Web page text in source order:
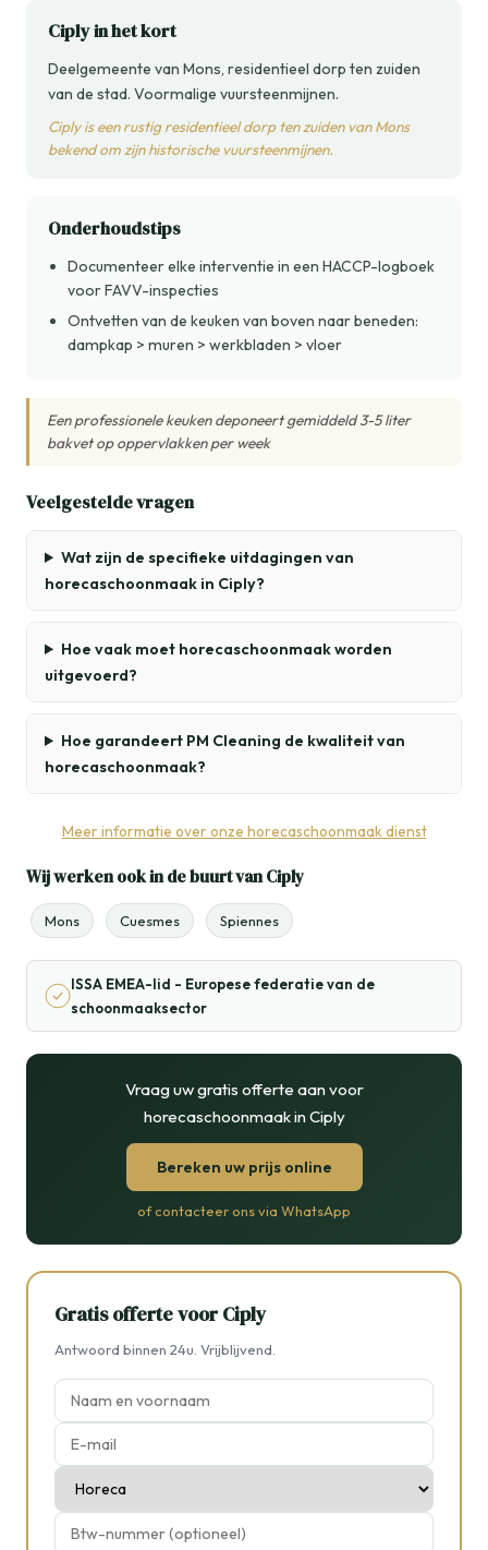
Ciply in het kort
Deelgemeente van Mons, residentieel dorp ten zuiden
van de stad. Voormalige vuursteenmijnen.
Ciply is een rustig residentieel dorp ten zuiden van Mons
bekend om zijn historische vuursteenmijnen.
Onderhoudstips
Documenteer elke interventie in een HACCP-logboek
voor FAVV-inspecties
Ontvetten van de keuken van boven naar beneden:
dampkap > muren > werkbladen > vloer
Een professionele keuken deponeert gemiddeld 3-5 liter
bakvet op oppervlakken per week
Veelgestelde vragen
Wat zijn de specifieke uitdagingen van
horecaschoonmaak in Ciply?
Hoe vaak moet horecaschoonmaak worden
uitgevoerd?
Hoe garandeert PM Cleaning de kwaliteit van
horecaschoonmaak?
Meer informatie over onze horecaschoonmaak dienst
Wij werken ook in de buurt van Ciply
Mons Cuesmes Spiennes
ISSA EMEA-lid - Europese federatie van de
schoonmaaksector
Vraag uw gratis offerte aan voor
horecaschoonmaak in Ciply
Bereken uw prijs online
of contacteer ons via WhatsApp
Gratis offerte voor Ciply
Antwoord binnen 24u. Vrijblijvend.